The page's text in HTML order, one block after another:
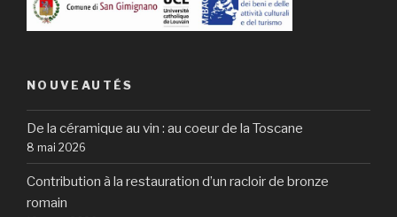
NOUVEAUTÉS
De la céramique au vin : au coeur de la Toscane
8 mai 2026
Contribution à la restauration d’un racloir de bronze
romain